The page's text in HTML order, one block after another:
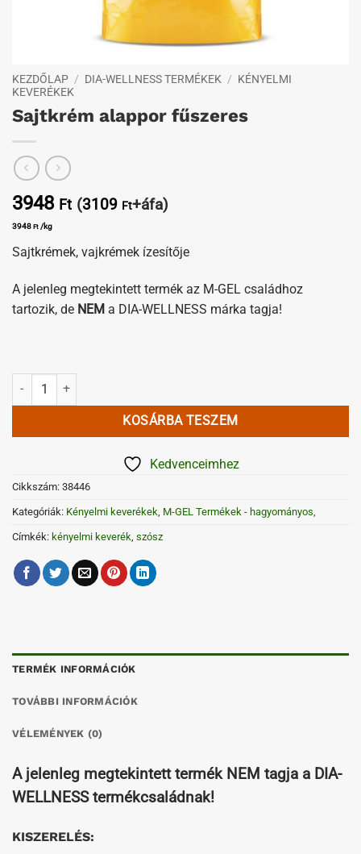
KEZDŐLAP / DIA-WELLNESS TERMÉKEK / KÉNYELMI
KEVERÉKEK
Sajtkrém alappor fűszeres
3948 Ft (3109 Ft+áfa)
3948 Ft /kg
Sajtkrémek, vajkrémek ízesítője
A jelenleg megtekintett termék az M-GEL családhoz
tartozik, de NEM a DIA-WELLNESS márka tagja!
Sajtkrém alappor fűszeres mennyiség
KOSÁRBA TESZEM
Kedvenceimhez
Cikkszám: 38446
Kategóriák: Kényelmi keverékek M-GEL Termékek - hagyományos,
Címkék: kényelmi keverék szósz
TERMÉK INFORMÁCIÓK
TOVÁBBI INFORMÁCIÓK
VÉLEMÉNYEK (0)
A jelenleg megtekintett termék NEM tagja a DIA-
WELLNESS termékcsaládnak!
KISZERELÉS: